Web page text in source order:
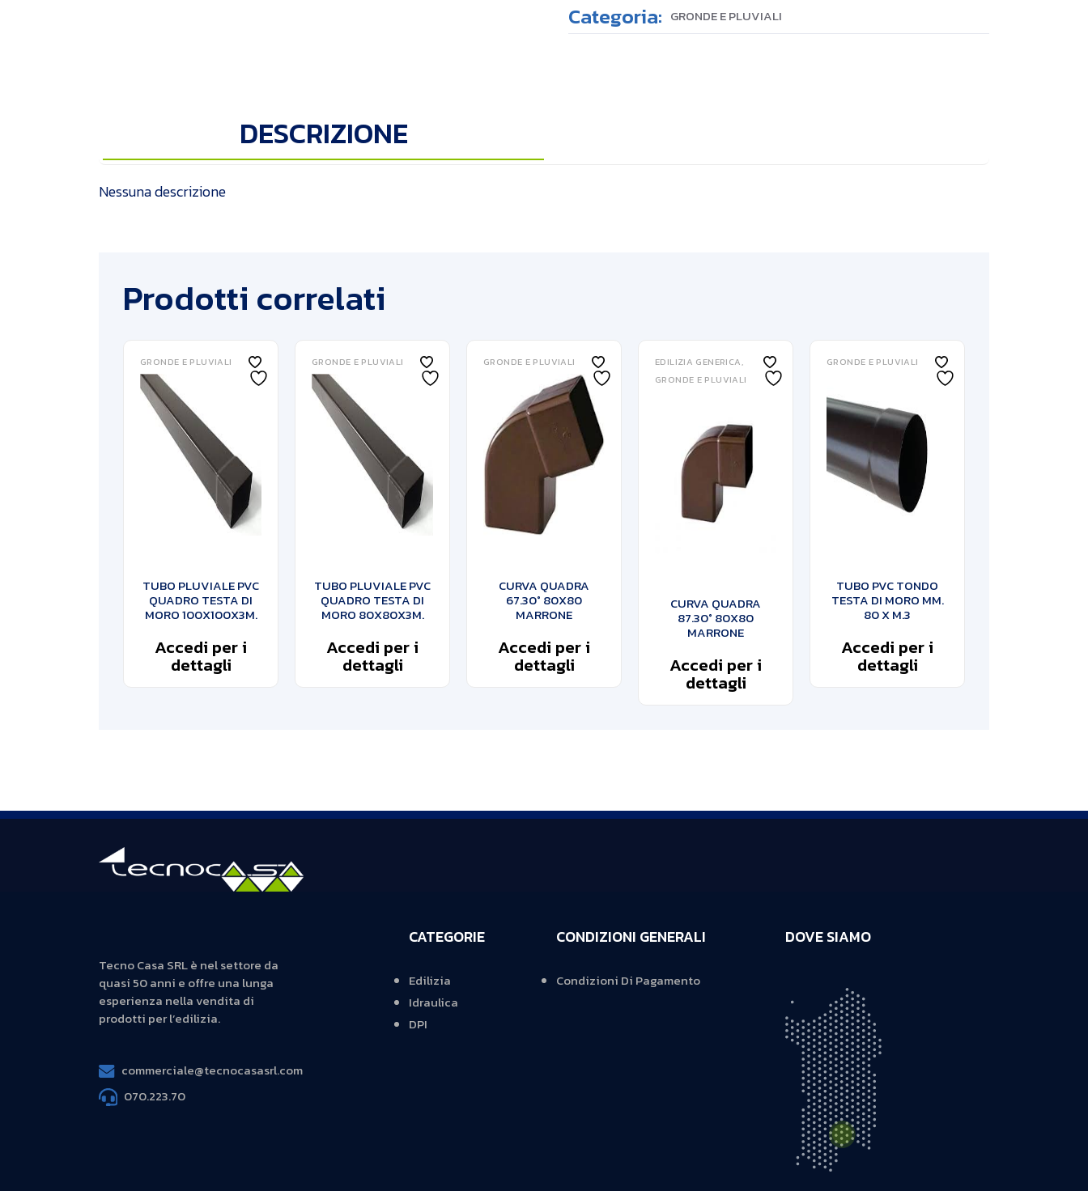
Categoria: GRONDE E PLUVIALI
DESCRIZIONE
Nessuna descrizione
Prodotti correlati
GRONDE E PLUVIALI
TUBO PLUVIALE PVC
QUADRO TESTA DI
MORO 100X100X3M.
Accedi per i
dettagli
GRONDE E PLUVIALI
TUBO PLUVIALE PVC
QUADRO TESTA DI
MORO 80X80X3M.
Accedi per i
dettagli
GRONDE E PLUVIALI
CURVA QUADRA
67.30° 80X80
MARRONE
Accedi per i
dettagli
EDILIZIA GENERICA
GRONDE E PLUVIALI
CURVA QUADRA
87.30° 80X80
MARRONE
Accedi per i
dettagli
GRONDE E PLUVIALI
TUBO PVC TONDO
TESTA DI MORO MM.
80 X M.3
Accedi per i
dettagli
Tecno Casa SRL è nel settore da
quasi 50 anni e offre una lunga
esperienza nella vendita di
prodotti per l’edilizia.
commerciale@tecnocasasrl.com
070.223.70
CATEGORIE
Edilizia
Idraulica
DPI
CONDIZIONI GENERALI
Condizioni Di Pagamento
DOVE SIAMO